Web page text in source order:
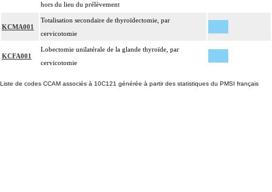
hors du lieu du prélèvement
KCMA001
Totalisation secondaire de thyroïdectomie, par
cervicotomie
KCFA001
Lobectomie unilatérale de la glande thyroïde, par
cervicotomie
Liste de codes CCAM associés à 10C121 générée à partir des statistiques du PMSI français